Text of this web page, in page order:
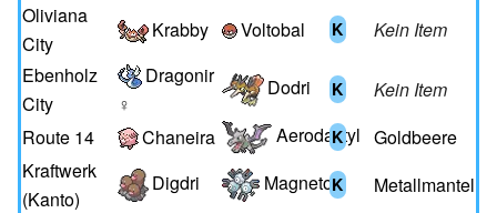
Oliviana
City
Krabby Voltobal K
Kein Item
Ebenholz
City
Dragonir
♀
Dodri K
Kein Item
Route 14
Chaneira Aerodactyl
K
Goldbeere
Kraftwerk
(Kanto)
Digdri Magneton
K
Metallmantel